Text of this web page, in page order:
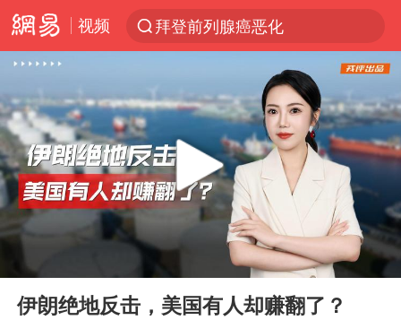
视频
拜登前列腺癌恶化
跨界融合拉长夏日经济消费链条
四川宜宾5.5级地震后余震为何不断
2026年7月份居民消费价格同比上涨0.5%
伯克希尔净买入约200亿美元股票
“伊斯兰版北约”出现
武契奇会见泽连斯基有何意图
Play
07:42
伊朗绝地反击，美国有人却赚翻了？